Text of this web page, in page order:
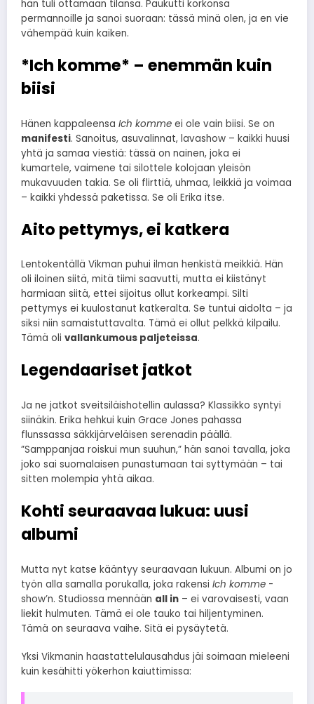
hän tuli ottamaan tilansa. Paukutti korkonsa
permannoille ja sanoi suoraan: tässä minä olen, ja en vie
vähempää kuin kaiken.
*Ich komme* – enemmän kuin
biisi
Hänen kappaleensa Ich komme ei ole vain biisi. Se on
manifesti. Sanoitus, asuvalinnat, lavashow – kaikki huusi
yhtä ja samaa viestiä: tässä on nainen, joka ei
kumartele, vaimene tai silottele kolojaan yleisön
mukavuuden takia. Se oli flirttiä, uhmaa, leikkiä ja voimaa
– kaikki yhdessä paketissa. Se oli Erika itse.
Aito pettymys, ei katkera
Lentokentällä Vikman puhui ilman henkistä meikkiä. Hän
oli iloinen siitä, mitä tiimi saavutti, mutta ei kiistänyt
harmiaan siitä, ettei sijoitus ollut korkeampi. Silti
pettymys ei kuulostanut katkeralta. Se tuntui aidolta – ja
siksi niin samaistuttavalta. Tämä ei ollut pelkkä kilpailu.
Tämä oli vallankumous paljeteissa.
Legendaariset jatkot
Ja ne jatkot sveitsiläishotellin aulassa? Klassikko syntyi
siinäkin. Erika hehkui kuin Grace Jones pahassa
flunssassa säkkijärveläisen serenadin päällä.
”Samppanjaa roiskui mun suuhun,” hän sanoi tavalla, joka
joko sai suomalaisen punastumaan tai syttymään – tai
sitten molempia yhtä aikaa.
Kohti seuraavaa lukua: uusi
albumi
Mutta nyt katse kääntyy seuraavaan lukuun. Albumi on jo
työn alla samalla porukalla, joka rakensi Ich komme -
show’n. Studiossa mennään all in – ei varovaisesti, vaan
liekit hulmuten. Tämä ei ole tauko tai hiljentyminen.
Tämä on seuraava vaihe. Sitä ei pysäytetä.
Yksi Vikmanin haastattelulausahdus jäi soimaan mieleeni
kuin kesähitti yökerhon kaiuttimissa: